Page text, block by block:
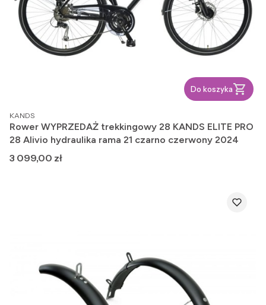
Do koszyka
PRODUCENT
KANDS
Rower WYPRZEDAŻ trekkingowy 28 KANDS ELITE PRO
28 Alivio hydraulika rama 21 czarno czerwony 2024
Cena
3 099,00 zł